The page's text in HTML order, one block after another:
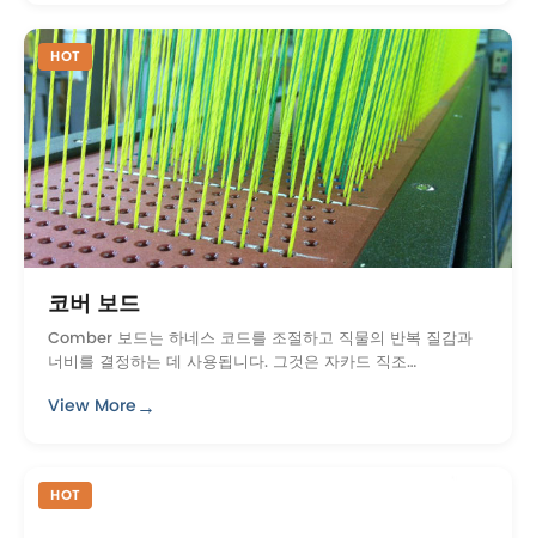
HOT
코버 보드
Comber 보드는 하네스 코드를 조절하고 직물의 반복 질감과
너비를 결정하는 데 사용됩니다. 그것은 자카드 직조
View More→
HOT